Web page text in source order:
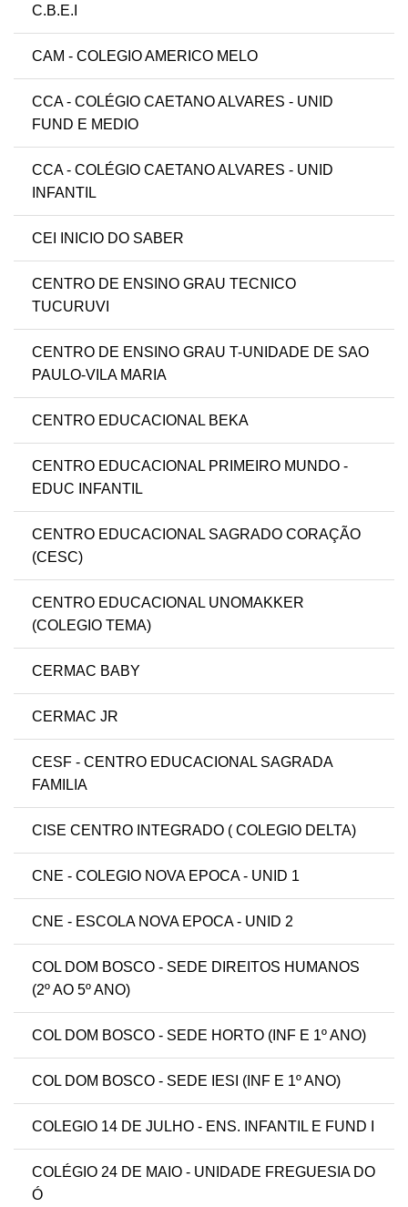
C.B.E.I
CAM - COLEGIO AMERICO MELO
CCA - COLÉGIO CAETANO ALVARES - UNID
FUND E MEDIO
CCA - COLÉGIO CAETANO ALVARES - UNID
INFANTIL
CEI INICIO DO SABER
CENTRO DE ENSINO GRAU TECNICO
TUCURUVI
CENTRO DE ENSINO GRAU T-UNIDADE DE SAO
PAULO-VILA MARIA
CENTRO EDUCACIONAL BEKA
CENTRO EDUCACIONAL PRIMEIRO MUNDO -
EDUC INFANTIL
CENTRO EDUCACIONAL SAGRADO CORAÇÃO
(CESC)
CENTRO EDUCACIONAL UNOMAKKER
(COLEGIO TEMA)
CERMAC BABY
CERMAC JR
CESF - CENTRO EDUCACIONAL SAGRADA
FAMILIA
CISE CENTRO INTEGRADO ( COLEGIO DELTA)
CNE - COLEGIO NOVA EPOCA - UNID 1
CNE - ESCOLA NOVA EPOCA - UNID 2
COL DOM BOSCO - SEDE DIREITOS HUMANOS
(2º AO 5º ANO)
COL DOM BOSCO - SEDE HORTO (INF E 1º ANO)
COL DOM BOSCO - SEDE IESI (INF E 1º ANO)
COLEGIO 14 DE JULHO - ENS. INFANTIL E FUND I
COLÉGIO 24 DE MAIO - UNIDADE FREGUESIA DO
Ó